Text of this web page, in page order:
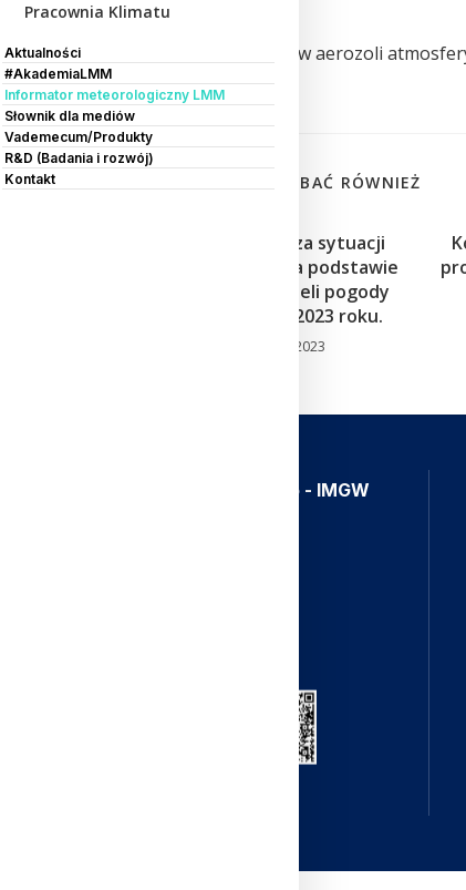
Pracownia Klimatu
Aktualności
#AkademiaLMM
Informator meteorologiczny LMM
Słownik dla mediów
Vademecum/Produkty
R&D (Badania i rozwój)
Kontakt
Previous Post
#AkademiaCMM: Wpływ aerozoli
pogodę
MOŻE CI SIĘ SPODOBAĆ RÓWNIEŻ
Orientacyjna analiza sytuacji
meteorologicznej na podstawie
numerycznych modeli pogody
w dniach 22-26 XII 2023 roku.
17 grudnia 2023
Aplikacja Meteo - IMGW